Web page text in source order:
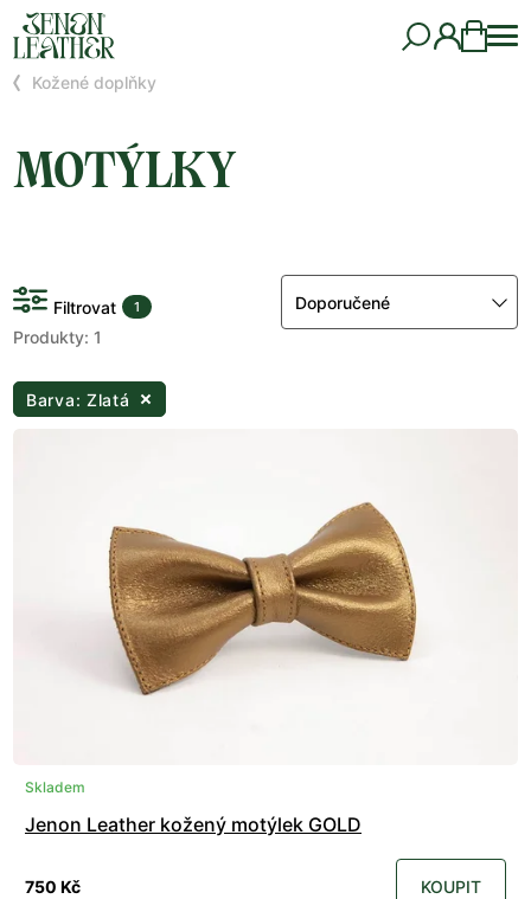
Kožené doplňky
MOTÝLKY
Filtrovat 1
Produkty: 1
Doporučené
Barva: Zlatá
Skladem
Jenon Leather kožený motýlek GOLD
750 Kč KOUPIT